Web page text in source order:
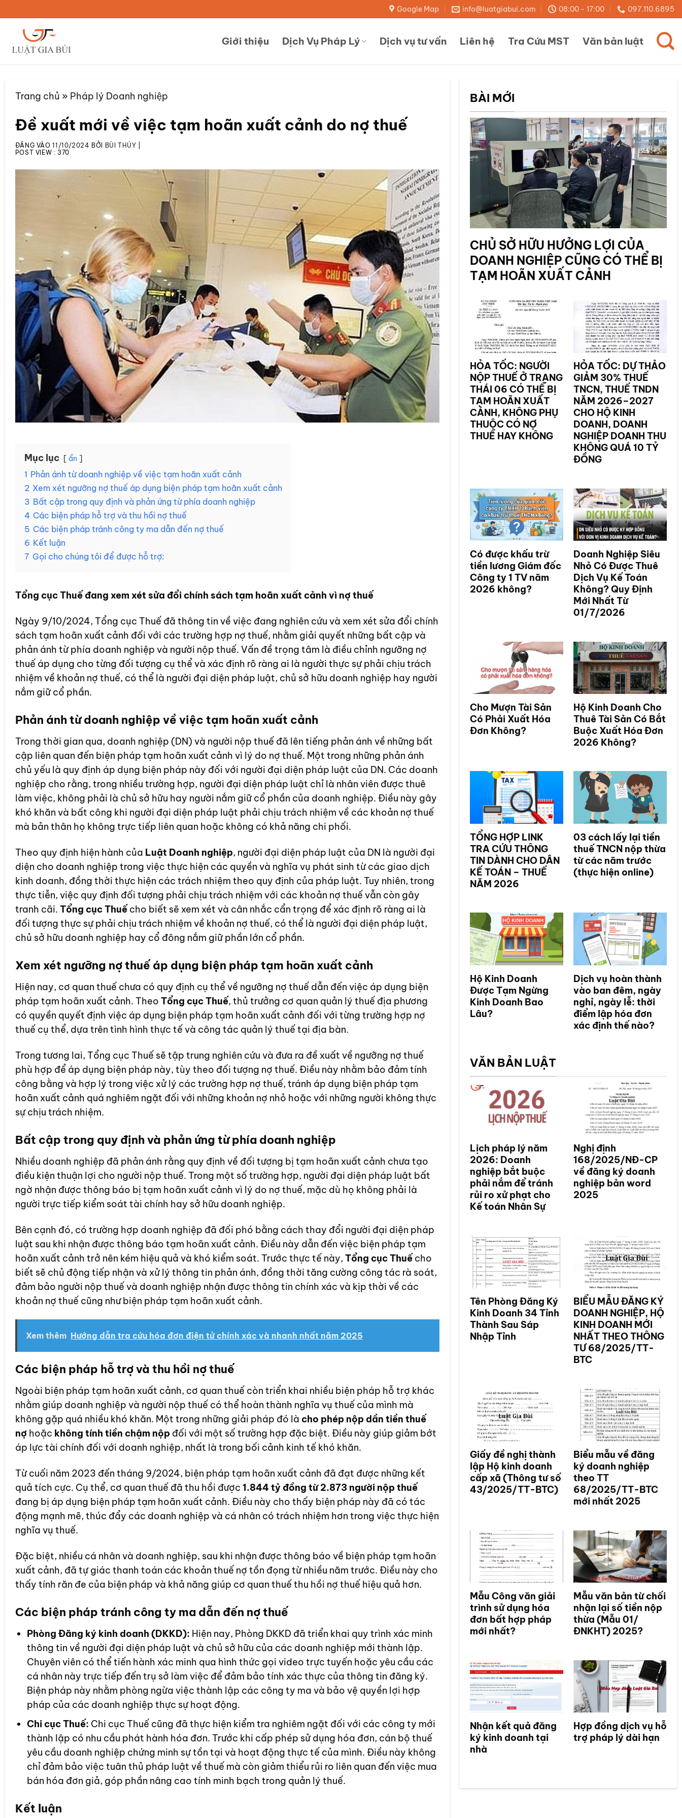
qua
dung
Google Map info@luatgiabui.com 08:00 - 17:00 097.110.6895
Giới thiệu Dịch Vụ Pháp Lý Dịch vụ tư vấn Liên hệ Tra Cứu MST Văn bản luật
Trang chủ » Pháp lý Doanh nghiệp
Đề xuất mới về việc tạm hoãn xuất cảnh do nợ thuế
ĐĂNG VÀO11/10/2024 BỞI BÙI THÚY
POST VIEW : 370
Mục lục ẩn
1 Phản ánh từ doanh nghiệp về việc tạm hoãn xuất cảnh
2 Xem xét ngưỡng nợ thuế áp dụng biện pháp tạm hoãn xuất cảnh
3 Bất cập trong quy định và phản ứng từ phía doanh nghiệp
4 Các biện pháp hỗ trợ và thu hồi nợ thuế
5 Các biện pháp tránh công ty ma dẫn đến nợ thuế
6 Kết luận
7 Gọi cho chúng tôi để được hỗ trợ:
Tổng cục Thuế đang xem xét sửa đổi chính sách tạm hoãn xuất cảnh vì nợ thuế
Ngày 9/10/2024, Tổng cục Thuế đã thông tin về việc đang nghiên cứu và xem xét sửa đổi chính
sách tạm hoãn xuất cảnh đối với các trường hợp nợ thuế, nhằm giải quyết những bất cập và
phản ánh từ phía doanh nghiệp và người nộp thuế. Vấn đề trọng tâm là điều chỉnh ngưỡng nợ
thuế áp dụng cho từng đối tượng cụ thể và xác định rõ ràng ai là người thực sự phải chịu trách
nhiệm về khoản nợ thuế, có thể là người đại diện pháp luật, chủ sở hữu doanh nghiệp hay người
nắm giữ cổ phần.
Phản ánh từ doanh nghiệp về việc tạm hoãn xuất cảnh
Trong thời gian qua, doanh nghiệp (DN) và người nộp thuế đã lên tiếng phản ánh về những bất
cập liên quan đến biện pháp tạm hoãn xuất cảnh vì lý do nợ thuế. Một trong những phản ánh
chủ yếu là quy định áp dụng biện pháp này đối với người đại diện pháp luật của DN. Các doanh
nghiệp cho rằng, trong nhiều trường hợp, người đại diện pháp luật chỉ là nhân viên được thuê
làm việc, không phải là chủ sở hữu hay người nắm giữ cổ phần của doanh nghiệp. Điều này gây
khó khăn và bất công khi người đại diện pháp luật phải chịu trách nhiệm về các khoản nợ thuế
mà bản thân họ không trực tiếp liên quan hoặc không có khả năng chi phối.
Theo quy định hiện hành của Luật Doanh nghiệp, người đại diện pháp luật của DN là người đại
diện cho doanh nghiệp trong việc thực hiện các quyền và nghĩa vụ phát sinh từ các giao dịch
kinh doanh, đồng thời thực hiện các trách nhiệm theo quy định của pháp luật. Tuy nhiên, trong
thực tiễn, việc quy định đối tượng phải chịu trách nhiệm với các khoản nợ thuế vẫn còn gây
tranh cãi. Tổng cục Thuếcho biết sẽ xem xét và cân nhắc cẩn trọng để xác định rõ ràng ai là
đối tượng thực sự phải chịu trách nhiệm về khoản nợ thuế, có thể là người đại diện pháp luật,
chủ sở hữu doanh nghiệp hay cổ đông nắm giữ phần lớn cổ phần.
Xem xét ngưỡng nợ thuế áp dụng biện pháp tạm hoãn xuất cảnh
Hiện nay, cơ quan thuế chưa có quy định cụ thể về ngưỡng nợ thuế dẫn đến việc áp dụng biện
pháp tạm hoãn xuất cảnh. Theo Tổng cục Thuế, thủ trưởng cơ quan quản lý thuế địa phương
có quyền quyết định việc áp dụng biện pháp tạm hoãn xuất cảnh đối với từng trường hợp nợ
thuế cụ thể, dựa trên tình hình thực tế và công tác quản lý thuế tại địa bàn.
Trong tương lai, Tổng cục Thuế sẽ tập trung nghiên cứu và đưa ra đề xuất về ngưỡng nợ thuế
phù hợp để áp dụng biện pháp này, tùy theo đối tượng nợ thuế. Điều này nhằm bảo đảm tính
công bằng và hợp lý trong việc xử lý các trường hợp nợ thuế, tránh áp dụng biện pháp tạm
hoãn xuất cảnh quá nghiêm ngặt đối với những khoản nợ nhỏ hoặc với những người không thực
sự chịu trách nhiệm.
Bất cập trong quy định và phản ứng từ phía doanh nghiệp
Nhiều doanh nghiệp đã phản ánh rằng quy định về đối tượng bị tạm hoãn xuất cảnh chưa tạo
điều kiện thuận lợi cho người nộp thuế. Trong một số trường hợp, người đại diện pháp luật bất
ngờ nhận được thông báo bị tạm hoãn xuất cảnh vì lý do nợ thuế, mặc dù họ không phải là
người trực tiếp kiểm soát tài chính hay sở hữu doanh nghiệp.
Bên cạnh đó, có trường hợp doanh nghiệp đã đối phó bằng cách thay đổi người đại diện pháp
luật sau khi nhận được thông báo tạm hoãn xuất cảnh. Điều này dẫn đến việc biện pháp tạm
hoãn xuất cảnh trở nên kém hiệu quả và khó kiểm soát. Trước thực tế này, Tổng cục Thuếcho
biết sẽ chủ động tiếp nhận và xử lý thông tin phản ánh, đồng thời tăng cường công tác rà soát,
đảm bảo người nộp thuế và doanh nghiệp nhận được thông tin chính xác và kịp thời về các
khoản nợ thuế cũng như biện pháp tạm hoãn xuất cảnh.
Xem thêm Hướng dẫn tra cứu hóa đơn điện tử chính xác và nhanh nhất năm 2025
Các biện pháp hỗ trợ và thu hồi nợ thuế
Ngoài biện pháp tạm hoãn xuất cảnh, cơ quan thuế còn triển khai nhiều biện pháp hỗ trợ khác
nhằm giúp doanh nghiệp và người nộp thuế có thể hoàn thành nghĩa vụ thuế của mình mà
không gặp quá nhiều khó khăn. Một trong những giải pháp đó là cho phép nộp dần tiền thuế
nợhoặc không tính tiền chậm nộp đối với một số trường hợp đặc biệt. Điều này giúp giảm bớt
áp lực tài chính đối với doanh nghiệp, nhất là trong bối cảnh kinh tế khó khăn.
Từ cuối năm 2023 đến tháng 9/2024, biện pháp tạm hoãn xuất cảnh đã đạt được những kết
quả tích cực. Cụ thể, cơ quan thuế đã thu hồi được 1.844 tỷ đồng từ 2.873 người nộp thuế
đang bị áp dụng biện pháp tạm hoãn xuất cảnh. Điều này cho thấy biện pháp này đã có tác
động mạnh mẽ, thúc đẩy các doanh nghiệp và cá nhân có trách nhiệm hơn trong việc thực hiện
nghĩa vụ thuế.
Đặc biệt, nhiều cá nhân và doanh nghiệp, sau khi nhận được thông báo về biện pháp tạm hoãn
xuất cảnh, đã tự giác thanh toán các khoản thuế nợ tồn đọng từ nhiều năm trước. Điều này cho
thấy tính răn đe của biện pháp và khả năng giúp cơ quan thuế thu hồi nợ thuế hiệu quả hơn.
Các biện pháp tránh công ty ma dẫn đến nợ thuế
Phòng Đăng ký kinh doanh (DKKD): Hiện nay, Phòng DKKD đã triển khai quy trình xác minh
thông tin về người đại diện pháp luật và chủ sở hữu của các doanh nghiệp mới thành lập.
Chuyên viên có thể tiến hành xác minh qua hình thức gọi video trực tuyến hoặc yêu cầu các
cá nhân này trực tiếp đến trụ sở làm việc để đảm bảo tính xác thực của thông tin đăng ký.
Biện pháp này nhằm phòng ngừa việc thành lập các công ty ma và bảo vệ quyền lợi hợp
pháp của các doanh nghiệp thực sự hoạt động.
Chi cục Thuế: Chi cục Thuế cũng đã thực hiện kiểm tra nghiêm ngặt đối với các công ty mới
thành lập có nhu cầu phát hành hóa đơn. Trước khi cấp phép sử dụng hóa đơn, cán bộ thuế
yêu cầu doanh nghiệp chứng minh sự tồn tại và hoạt động thực tế của mình. Điều này không
chỉ đảm bảo việc tuân thủ pháp luật về thuế mà còn giảm thiểu rủi ro liên quan đến việc mua
bán hóa đơn giả, góp phần nâng cao tính minh bạch trong quản lý thuế.
Kết luận
BÀI MỚI
CHỦ SỞ HỮU HƯỞNG LỢI CỦA
DOANH NGHIỆP CŨNG CÓ THỂ BỊ
TẠM HOÃN XUẤT CẢNH
HỎA TỐC: NGƯỜI
NỘP THUẾ Ở TRẠNG
THÁI 06 CÓ THỂ BỊ
TẠM HOÃN XUẤT
CẢNH, KHÔNG PHỤ
THUỘC CÓ NỢ
THUẾ HAY KHÔNG
HỎA TỐC: DỰ THẢO
GIẢM 30% THUẾ
TNCN, THUẾ TNDN
NĂM 2026–2027
CHO HỘ KINH
DOANH, DOANH
NGHIỆP DOANH THU
KHÔNG QUÁ 10 TỶ
ĐỒNG
Có được khấu trừ
tiền lương Giám đốc
Công ty 1 TV năm
2026 không?
Doanh Nghiệp Siêu
Nhỏ Có Được Thuê
Dịch Vụ Kế Toán
Không? Quy Định
Mới Nhất Từ
01/7/2026
Cho Mượn Tài Sản
Có Phải Xuất Hóa
Đơn Không?
Hộ Kinh Doanh Cho
Thuê Tài Sản Có Bắt
Buộc Xuất Hóa Đơn
2026 Không?
TỔNG HỢP LINK
TRA CỨU THÔNG
TIN DÀNH CHO DÂN
KẾ TOÁN – THUẾ
NĂM 2026
03 cách lấy lại tiền
thuế TNCN nộp thừa
từ các năm trước
(thực hiện online)
Hộ Kinh Doanh
Được Tạm Ngừng
Kinh Doanh Bao
Lâu?
Dịch vụ hoàn thành
vào ban đêm, ngày
nghỉ, ngày lễ: thời
điểm lập hóa đơn
xác định thế nào?
VĂN BẢN LUẬT
Lịch pháp lý năm
2026: Doanh
nghiệp bắt buộc
phải nắm để tránh
rủi ro xử phạt cho
Kế toán Nhân Sự
Nghị định
168/2025/NĐ-CP
về đăng ký doanh
nghiệp bản word
2025
Tên Phòng Đăng Ký
Kinh Doanh 34 Tỉnh
Thành Sau Sáp
Nhập Tỉnh
BIỂU MẪU ĐĂNG KÝ
DOANH NGHIỆP, HỘ
KINH DOANH MỚI
NHẤT THEO THÔNG
TƯ 68/2025/TT-
BTC
Giấy đề nghị thành
lập Hộ kinh doanh
cấp xã (Thông tư số
43/2025/TT-BTC)
Biểu mẫu về đăng
ký doanh nghiệp
theo TT
68/2025/TT-BTC
mới nhất 2025
Mẫu Công văn giải
trình sử dụng hóa
đơn bất hợp pháp
mới nhất?
Mẫu văn bản từ chối
nhận lại số tiền nộp
thừa (Mẫu 01/
ĐNKHT) 2025?
Nhận kết quả đăng
ký kinh doanh tại
nhà
Hợp đồng dịch vụ hỗ
trợ pháp lý dài hạn